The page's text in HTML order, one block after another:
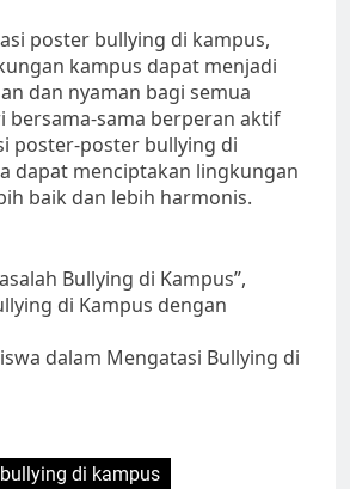
poster bullying di kampus,
kampus dapat menjadi
dan nyaman bagi semua
bersama-sama berperan aktif
poster-poster bullying di
dapat menciptakan lingkungan
baik dan lebih harmonis.
Bullying di Kampus”,
di Kampus dengan
dalam Mengatasi Bullying di
di kampus